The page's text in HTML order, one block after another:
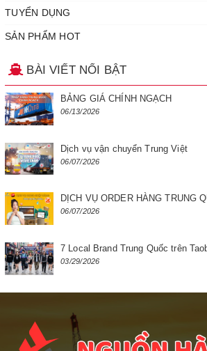
TUYỂN DỤNG
SẢN PHẨM HOT
BÀI VIẾT NỔI BẬT
BẢNG GIÁ CHÍNH NGẠCH
06/13/2026
Dịch vụ vận chuyển Trung Việt
06/07/2026
DỊCH VỤ ORDER HÀNG TRUNG
06/07/2026
7 Local Brand Trung Quốc trên
03/29/2026